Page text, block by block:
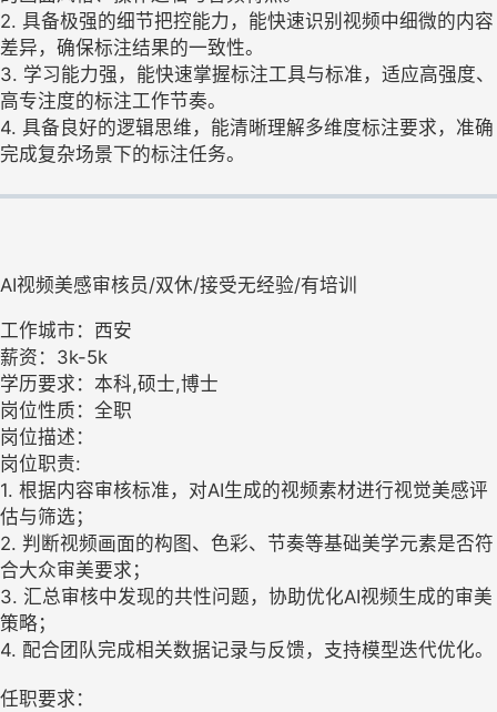
2. 具备极强的细节把控能力，能快速识别视频中细微的内容
差异，确保标注结果的一致性。
3. 学习能力强，能快速掌握标注工具与标准，适应高强度、
高专注度的标注工作节奏。
4. 具备良好的逻辑思维，能清晰理解多维度标注要求，准确
完成复杂场景下的标注任务。
AI视频美感审核员/双休/接受无经验/有培训
工作城市：西安
薪资：3k-5k
学历要求：本科,硕士,博士
岗位性质：全职
岗位描述：
岗位职责:
1. 根据内容审核标准，对AI生成的视频素材进行视觉美感评
估与筛选；
2. 判断视频画面的构图、色彩、节奏等基础美学元素是否符
合大众审美要求；
3. 汇总审核中发现的共性问题，协助优化AI视频生成的审美
策略；
4. 配合团队完成相关数据记录与反馈，支持模型迭代优化。
任职要求：